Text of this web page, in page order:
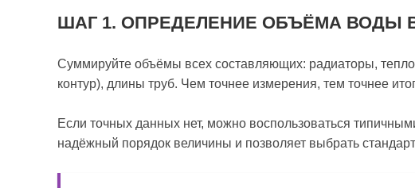
ШАГ 1. ОПРЕДЕЛЕНИЕ ОБЪЁМА ВОДЫ
Суммируйте объёмы всех составляющих: радиаторы,
контур), длины труб. Чем точнее измерения, тем точнее
Если точных данных нет, можно воспользоваться
надёжный порядок величины и позволяет выбрать